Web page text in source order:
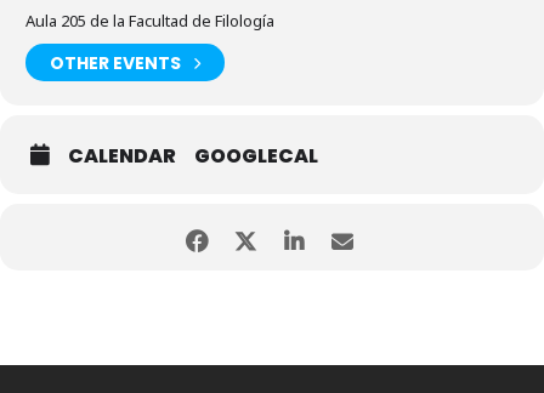
Aula 205 de la Facultad de Filología
OTHER EVENTS
CALENDAR GOOGLECAL